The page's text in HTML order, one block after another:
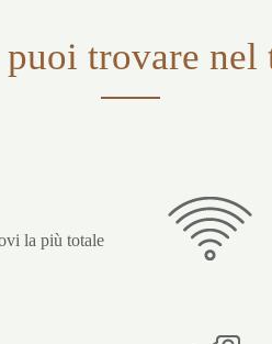
trovare
la più totale